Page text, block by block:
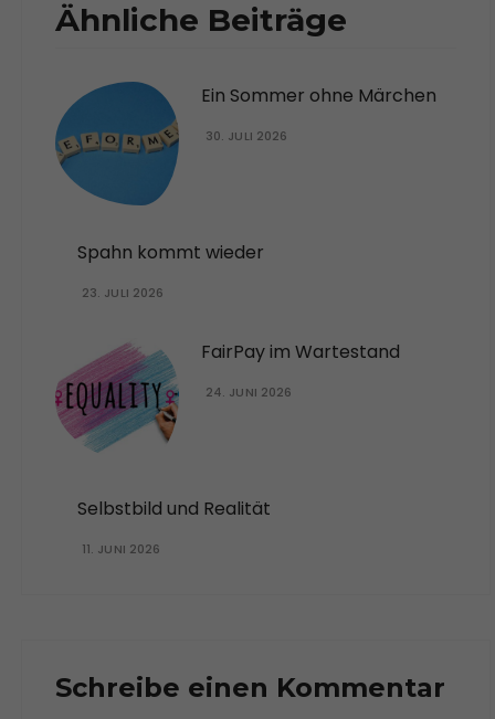
Ähnliche Beiträge
Ein Sommer ohne Märchen
30. JULI 2026
Spahn kommt wieder
23. JULI 2026
FairPay im Wartestand
24. JUNI 2026
Selbstbild und Realität
11. JUNI 2026
Schreibe einen Kommentar